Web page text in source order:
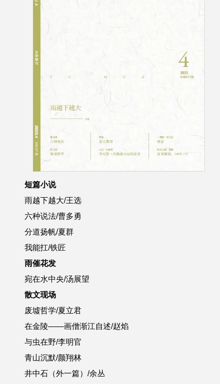
短篇小说
雨越下越大/王选
六种说法/曹多勇
分道扬帆/夏群
我能扛/铁匠
雨催花发
宛在水中央/汤展望
散文现场
废墟哲学/夏立君
在金陵——画僧渐江自述/赵焰
与虫在野/李明官
青山沉默/颜翔林
井中石（外一篇）/余丛